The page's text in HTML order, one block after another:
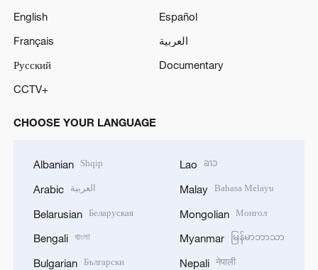
English
Español
Français
العربية
Русский
Documentary
CCTV+
CHOOSE YOUR LANGUAGE
Albanian Shqip
Arabic العربية
Belarusian Беларуская
Bengali বাংলা
Bulgarian Български
Lao ລາວ
Malay Bahasa Melayu
Mongolian Монгол
Myanmar မြန်မာဘာသာ
Nepali नेपाली